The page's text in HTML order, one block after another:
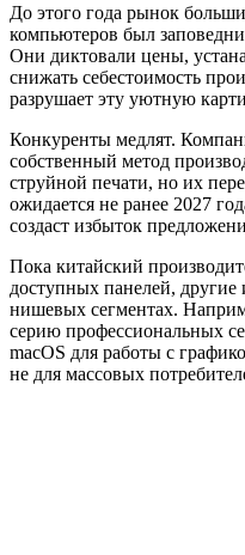
До этого года рынок
компьютеров был
Они диктовали цены,
снижать себестоимость
разрушает эту уютную
Конкуренты медлят.
собственный метод
струйной печати, но их
ожидается не ранее 2027
создаст избыток
Пока китайский
доступных панелей, другие
нишевых сегментах.
серию профессиональных
macOS для работы с
не для массовых